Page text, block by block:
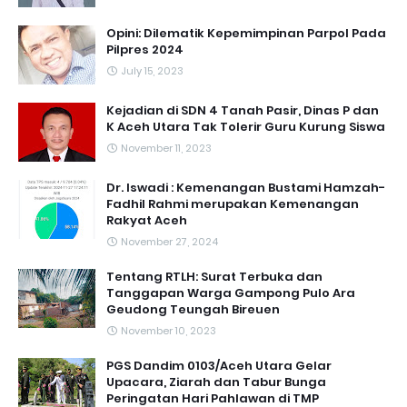
Opini: Dilematik Kepemimpinan Parpol Pada
Pilpres 2024
July 15, 2023
Kejadian di SDN 4 Tanah Pasir, Dinas P dan
K Aceh Utara Tak Tolerir Guru Kurung Siswa
November 11, 2023
Dr. Iswadi : Kemenangan Bustami Hamzah-
Fadhil Rahmi merupakan Kemenangan
Rakyat Aceh
November 27, 2024
Tentang RTLH: Surat Terbuka dan
Tanggapan Warga Gampong Pulo Ara
Geudong Teungah Bireuen
November 10, 2023
PGS Dandim 0103/Aceh Utara Gelar
Upacara, Ziarah dan Tabur Bunga
Peringatan Hari Pahlawan di TMP